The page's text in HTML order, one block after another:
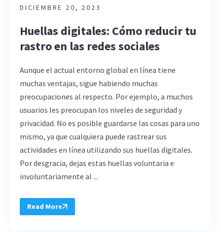
DICIEMBRE 20, 2023
Huellas digitales: Cómo reducir tu
rastro en las redes sociales
Aunque el actual entorno global en línea tiene
muchas ventajas, sigue habiendo muchas
preocupaciones al respecto. Por ejemplo, a muchos
usuarios les preocupan los niveles de seguridad y
privacidad. No es posible guardarse las cosas para uno
mismo, ya que cualquiera puede rastrear sus
actividades en línea utilizando sus huellas digitales.
Por desgracia, dejas estas huellas voluntaria e
involuntariamente al ...
Read More